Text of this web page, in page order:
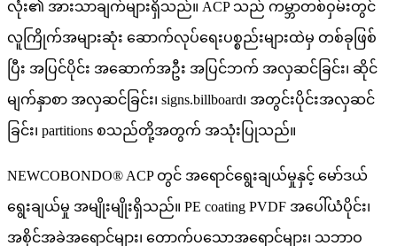
လုံး၏ အားသာချက်များရှိသည်။ ACP သည် ကမ္ဘာတစ်ဝှမ်းတွင်
လူကြိုက်အများဆုံး ဆောက်လုပ်ရေးပစ္စည်းများထဲမှ တစ်ခုဖြစ်
ပြီး အပြင်ပိုင်း အဆောက်အဦး အပြင်ဘက် အလှဆင်ခြင်း၊ ဆိုင်
မျက်နှာစာ အလှဆင်ခြင်း၊ signs.billboard၊ အတွင်းပိုင်းအလှဆင်
ခြင်း၊ partitions စသည်တို့အတွက် အသုံးပြုသည်။
NEWCOBONDO® ACP ​​တွင် အရောင်ရွေးချယ်မှုနှင့် မော်ဒယ်
ရွေးချယ်မှု အမျိုးမျိုးရှိသည်။ PE coating PVDF အပေါ်ယံပိုင်း၊
အစိုင်အခဲအရောင်များ၊ တောက်ပသောအရောင်များ၊ သဘာဝ